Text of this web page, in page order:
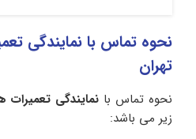
نحوه تماس با نمایندگی
تهران
نحوه تماس با نمایندگی تعمیرات
زیر می باشد: